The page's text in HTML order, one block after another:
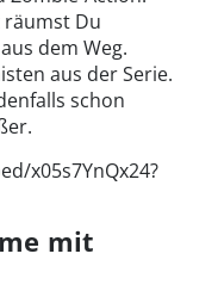
räumst Du
dem Weg.
aus der Serie.
schon
x05s7YnQx24?
mit